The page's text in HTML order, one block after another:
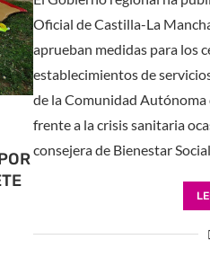
Oficial de Castilla-La
aprueban medidas para los
establecimientos de
de la Comunidad Autónoma
frente a la crisis sanitaria
consejera de Bienestar